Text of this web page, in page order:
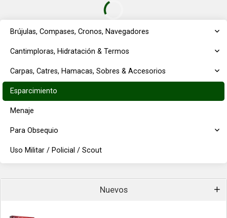
Brújulas, Compases, Cronos, Navegadores
Cantimploras, Hidratación & Termos
Carpas, Catres, Hamacas, Sobres & Accesorios
Esparcimiento
Menaje
Para Obsequio
Uso Militar / Policial / Scout
Nuevos